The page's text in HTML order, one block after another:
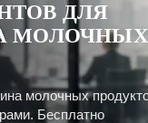
ДЛЯ
МОЛОЧНЫХ
молочных
Бесплатно